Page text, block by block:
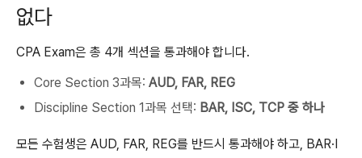
없다
CPA Exam은 총 4개 섹션을 통과해야 합니다.
Core Section 3과목: AUD, FAR, REG
Discipline Section 1과목 선택: BAR, ISC, TCP 중 하나
모든 수험생은 AUD, FAR, REG를 반드시 통과해야 하고, BAR·I